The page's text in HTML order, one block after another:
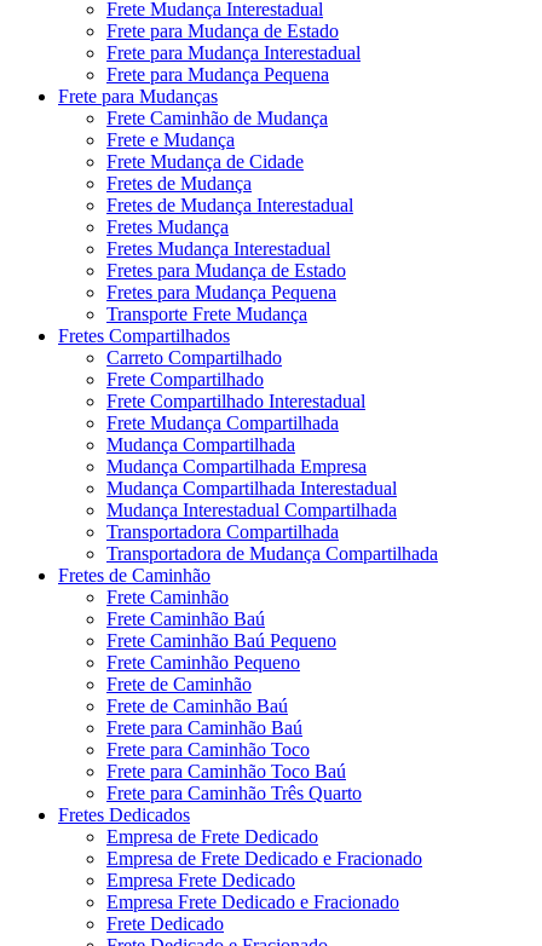
Frete Mudança Interestadual
Frete para Mudança de Estado
Frete para Mudança Interestadual
Frete para Mudança Pequena
Frete para Mudanças
Frete Caminhão de Mudança
Frete e Mudança
Frete Mudança de Cidade
Fretes de Mudança
Fretes de Mudança Interestadual
Fretes Mudança
Fretes Mudança Interestadual
Fretes para Mudança de Estado
Fretes para Mudança Pequena
Transporte Frete Mudança
Fretes Compartilhados
Carreto Compartilhado
Frete Compartilhado
Frete Compartilhado Interestadual
Frete Mudança Compartilhada
Mudança Compartilhada
Mudança Compartilhada Empresa
Mudança Compartilhada Interestadual
Mudança Interestadual Compartilhada
Transportadora Compartilhada
Transportadora de Mudança Compartilhada
Fretes de Caminhão
Frete Caminhão
Frete Caminhão Baú
Frete Caminhão Baú Pequeno
Frete Caminhão Pequeno
Frete de Caminhão
Frete de Caminhão Baú
Frete para Caminhão Baú
Frete para Caminhão Toco
Frete para Caminhão Toco Baú
Frete para Caminhão Três Quarto
Fretes Dedicados
Empresa de Frete Dedicado
Empresa de Frete Dedicado e Fracionado
Empresa Frete Dedicado
Empresa Frete Dedicado e Fracionado
Frete Dedicado